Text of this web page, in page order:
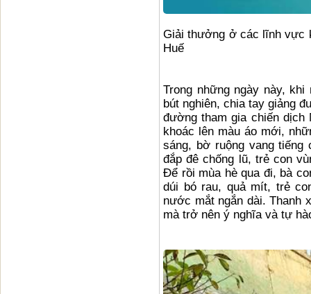
Giải thưởng ở các lĩnh vực
Huế
Trong những ngày này,
bút nghiên, chia tay giảng
đường tham gia chiến
khoác lên màu áo mới,
sáng, bờ ruộng vang
đắp đê chống lũ, trẻ con
Để rồi mùa hè qua đi, bà
dúi bó rau, quả mít, trẻ
nước mắt ngắn dài. Thanh
mà trở nên ý nghĩa và tự